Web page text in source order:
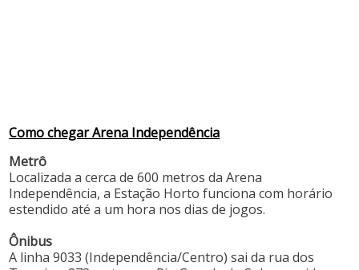
Como chegar Arena Independência
Metrô
Localizada a cerca de 600 metros da Arena
Independência, a Estação Horto funciona com horário
estendido até a um hora nos dias de jogos.
Ônibus
A linha 9033 (Independência/Centro) sai da rua dos